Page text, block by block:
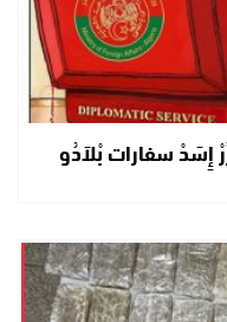
إِسَدْ سفارات بْلاَدُو